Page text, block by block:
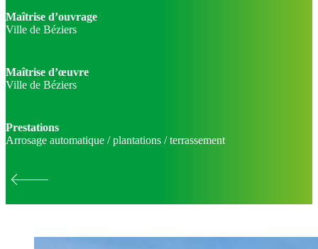
Maîtrise d’ouvrage
Ville de Béziers
Maîtrise d’œuvre
Ville de Béziers
Prestations
Arrosage automatique / plantations / terrassement